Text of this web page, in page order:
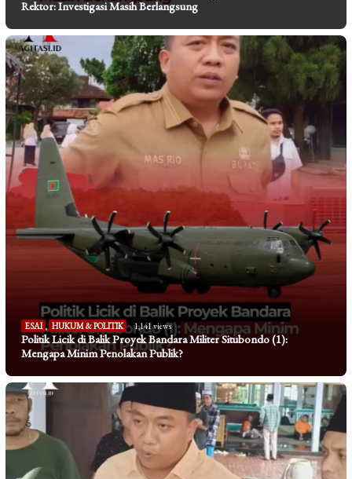
Rektor: Investigasi Masih Berlangsung
ESAI , HUKUM & POLITIK 1,141 views
Politik Licik di Balik Proyek Bandara Militer Situbondo (1):
Mengapa Minim Penolakan Publik?